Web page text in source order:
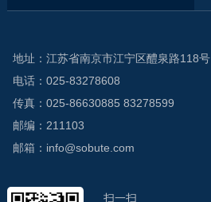
地址：江苏省南京市江宁区醴泉路118号
电话：025-83278608
传真：025-86630885 83278599
邮编：211103
邮箱：info@sobute.com
扫一扫